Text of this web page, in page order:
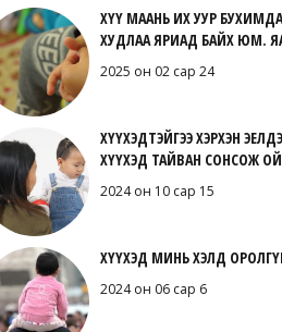
ХҮҮ МААНЬ ИХ УУР
ХУДЛАА ЯРИАД БАЙХ ЮМ.
2025 он 02 сар 24
ХҮҮХЭДТЭЙГЭЭ ХЭРХЭН
ХҮҮХЭД ТАЙВАН СОНСОЖ
2024 он 10 сар 15
ХҮҮХЭД МИНЬ ХЭЛД
2024 он 06 сар 6